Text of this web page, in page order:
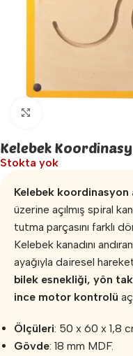
Kelebek
Stokta yok
Kelebek
üzerine açılmış spiral
tutma parçasını farklı
Kelebek kanadını
ayağıyla dairesel
bilek esnekliği, yön
ince motor kontrolü
Ölçüleri: 50 x 60 x 1,8
Gövde: 18 mm MDF.